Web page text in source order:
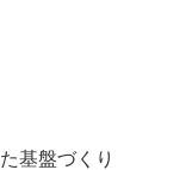
基盤づくり